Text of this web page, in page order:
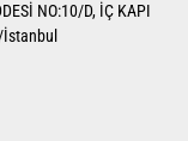
NO:10/D, İÇ KAPI